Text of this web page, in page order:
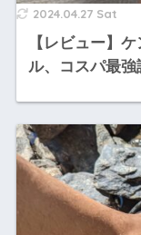
2024.04.27 Sat
【レビュー】
ル、コスパ最強